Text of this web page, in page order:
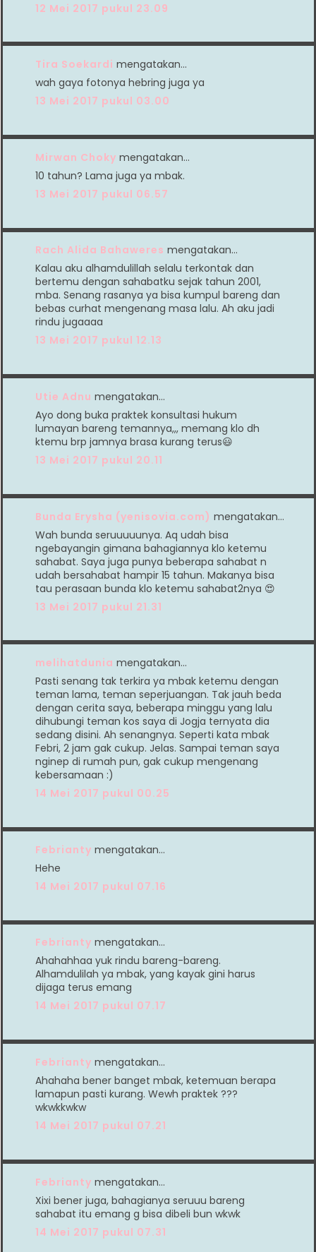
12 Mei 2017 pukul 23.09
Tira Soekardi mengatakan…
wah gaya fotonya hebring juga ya
13 Mei 2017 pukul 03.00
Mirwan Choky mengatakan…
10 tahun? Lama juga ya mbak.
13 Mei 2017 pukul 06.57
Rach Alida Bahaweres mengatakan…
Kalau aku alhamdulillah selalu terkontak dan
bertemu dengan sahabatku sejak tahun 2001,
mba. Senang rasanya ya bisa kumpul bareng dan
bebas curhat mengenang masa lalu. Ah aku jadi
rindu jugaaaa
13 Mei 2017 pukul 12.13
Utie Adnu mengatakan…
Ayo dong buka praktek konsultasi hukum
lumayan bareng temannya,,, memang klo dh
ktemu brp jamnya brasa kurang terus😃
13 Mei 2017 pukul 20.11
Bunda Erysha (yenisovia.com) mengatakan…
Wah bunda seruuuuunya. Aq udah bisa
ngebayangin gimana bahagiannya klo ketemu
sahabat. Saya juga punya beberapa sahabat n
udah bersahabat hampir 15 tahun. Makanya bisa
tau perasaan bunda klo ketemu sahabat2nya 😍
13 Mei 2017 pukul 21.31
melihatdunia mengatakan…
Pasti senang tak terkira ya mbak ketemu dengan
teman lama, teman seperjuangan. Tak jauh beda
dengan cerita saya, beberapa minggu yang lalu
dihubungi teman kos saya di Jogja ternyata dia
sedang disini. Ah senangnya. Seperti kata mbak
Febri, 2 jam gak cukup. Jelas. Sampai teman saya
nginep di rumah pun, gak cukup mengenang
kebersamaan :)
14 Mei 2017 pukul 00.25
Febrianty mengatakan…
Hehe
14 Mei 2017 pukul 07.16
Febrianty mengatakan…
Ahahahhaa yuk rindu bareng-bareng.
Alhamdulilah ya mbak, yang kayak gini harus
dijaga terus emang
14 Mei 2017 pukul 07.17
Febrianty mengatakan…
Ahahaha bener banget mbak, ketemuan berapa
lamapun pasti kurang. Wewh praktek ???
wkwkkwkw
14 Mei 2017 pukul 07.21
Febrianty mengatakan…
Xixi bener juga, bahagianya seruuu bareng
sahabat itu emang g bisa dibeli bun wkwk
14 Mei 2017 pukul 07.31